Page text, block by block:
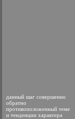
данный шаг совершенно
обратно
противоположенный теме
и тенденции характера